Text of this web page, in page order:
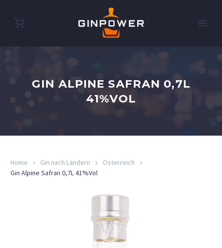
GIN ALPINE SAFRAN 0,7L
41%VOL
Home Gin nach Ländern
Österreich
Gin Alpine Safran 0,7L 41%Vol